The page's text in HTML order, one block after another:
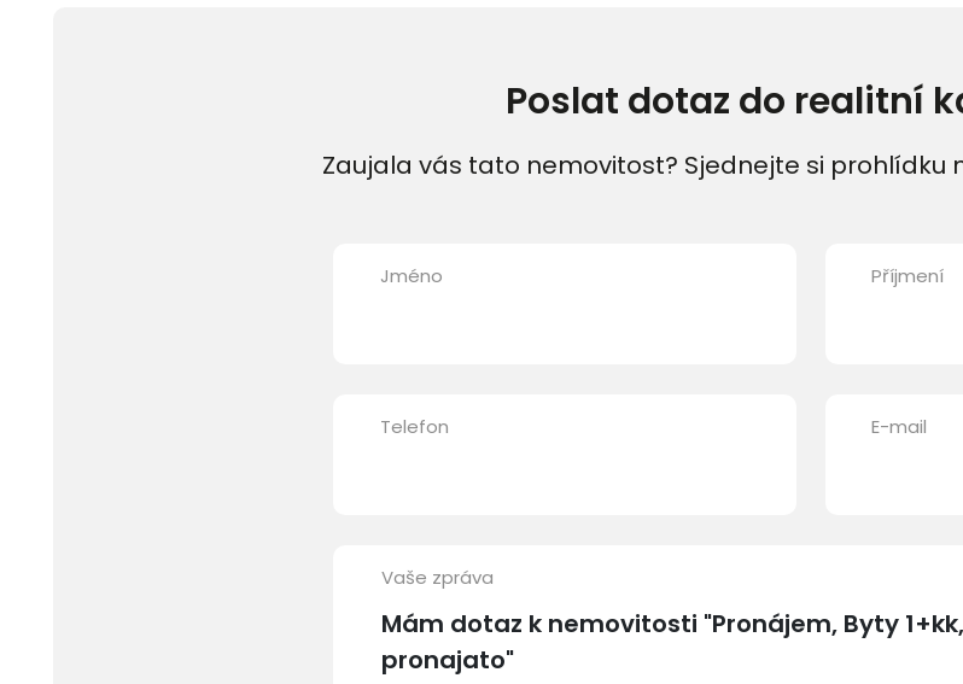
Poslat dotaz do realitní
Zaujala vás tato nemovitost? Sjednejte si prohlídku
Jméno Příjmení
Telefon E-mail
Vaše zpráva